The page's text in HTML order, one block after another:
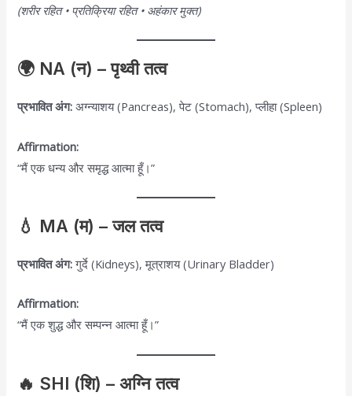
(शरीर रहित • प्रतिक्रिया रहित • अहंकार मुक्त)
🌍 NA (न) – पृथ्वी तत्व
प्रभावित अंग: अग्न्याशय (Pancreas), पेट (Stomach), प्लीहा (Spleen)
Affirmation:
“मैं एक धन्य और समृद्ध आत्मा हूँ।”
💧 MA (म) – जल तत्व
प्रभावित अंग:गुर्दे (Kidneys), मूत्राशय (Urinary Bladder)
Affirmation:
“मैं एक शुद्ध और सम्पन्न आत्मा हूँ।”
🔥 SHI (शि) – अग्नि तत्व